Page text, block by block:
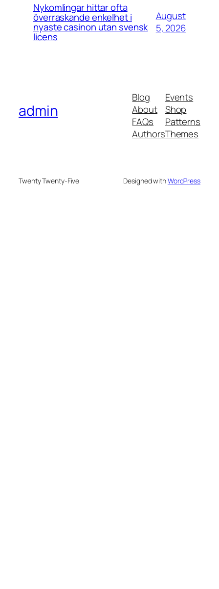
Nykomlingar hittar ofta
överraskande enkelhet i
nyaste casinon utan svensk
licens
August
5, 2026
admin
Blog
About
FAQs
Authors
Events
Shop
Patterns
Themes
Twenty Twenty-Five Designed withWordPress